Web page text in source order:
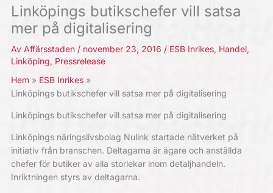
Linköpings butikschefer vill satsa
mer på digitalisering
Av Affärsstaden / november 23, 2016 / ESB Inrikes, Handel,
Linköping, Pressrelease
Hem
ESB Inrikes
Linköpings butikschefer vill satsa mer på digitalisering
Linköpings butikschefer vill satsa mer på digitalisering
Linköpings näringslivsbolag Nulink startade nätverket på
initiativ från branschen. Deltagarna är ägare och anställda
chefer för butiker av alla storlekar inom detaljhandeln.
Inriktningen styrs av deltagarna.